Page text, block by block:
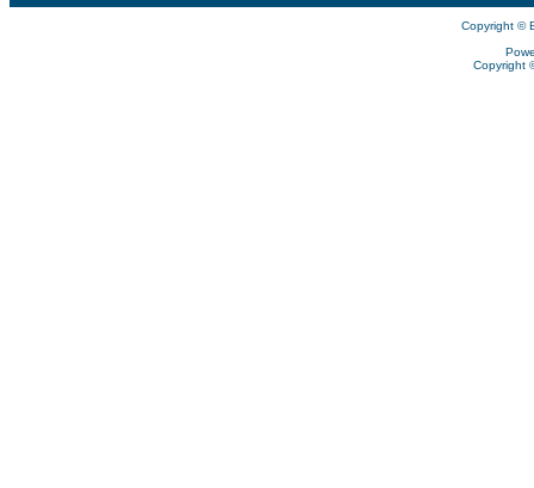
Copyright ©
Copyright